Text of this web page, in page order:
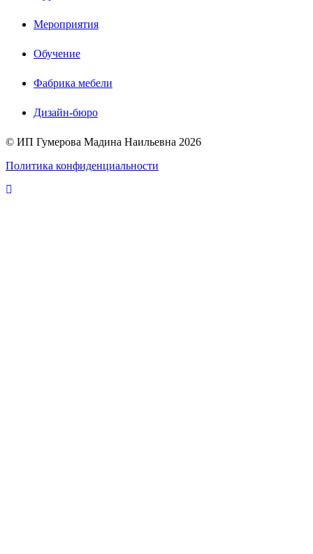
Мероприятия
Обучение
Фабрика мебели
Дизайн-бюро
© ИП Гумерова Мадина Наильевна 2026
Политика конфиденциальности